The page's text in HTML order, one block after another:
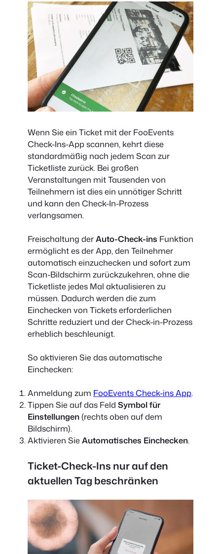
Wenn Sie ein Ticket mit der FooEvents
Check-Ins-App scannen, kehrt diese
standardmäßig nach jedem Scan zur
Ticketliste zurück. Bei großen
Veranstaltungen mit Tausenden von
Teilnehmern ist dies ein unnötiger Schritt
und kann den Check-In-Prozess
verlangsamen.
Freischaltung derAuto-Check-ins Funktion
ermöglicht es der App, den Teilnehmer
automatisch einzuchecken und sofort zum
Scan-Bildschirm zurückzukehren, ohne die
Ticketliste jedes Mal aktualisieren zu
müssen. Dadurch werden die zum
Einchecken von Tickets erforderlichen
Schritte reduziert und der Check-in-Prozess
erheblich beschleunigt.
So aktivieren Sie das automatische
Einchecken:
Anmeldung zum FooEvents Check-ins App.
Tippen Sie auf das Feld Symbol für
Einstellungen(rechts oben auf dem
Bildschirm).
Aktivieren SieAutomatisches Einchecken.
Ticket-Check-Ins nur auf den
aktuellen Tag beschränken